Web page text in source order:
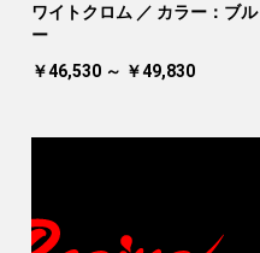
ワイトクロム ／ カラー：ブル
ー
￥46,530 ～ ￥49,830